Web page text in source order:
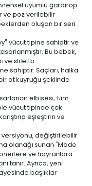
uyumlu gardırop
ve poz verilebilir
oluşan bir seri
vücut tipine sahiptir ve
Bu bebek,
ve stiletto
sahiptir. Saçları, halka
at kuyruğu şeklinde
elbisesi, tüm
vücut tipinde çok
eşleştirin ve
değiştirilebilir
olanağı sunan "Made
ve hayranlara
tanır. Ayrıca, yeni
başlıklar